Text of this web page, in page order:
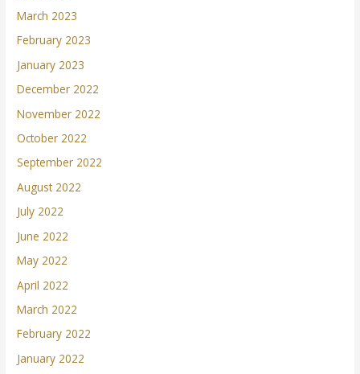
March 2023
February 2023
January 2023
December 2022
November 2022
October 2022
September 2022
August 2022
July 2022
June 2022
May 2022
April 2022
March 2022
February 2022
January 2022